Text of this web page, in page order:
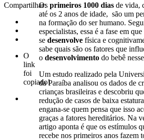
Compartilhar:
O
link
foi
copiado!
Os primeiros 1000 diasde vida,
até os 2 anos de idade, são um
na formação do ser humano.
especialistas, essa é a fase em que
se desenvolve física e
sabe quais são os fatores que
o desenvolvimento do bebê
Um estudo realizado pela
da Paraíba analisou os dados de
crianças brasileiras e descobriu
redução de casos de baixa
engana-se quem pensa que isso
graças a fatores hereditários. Na
artigo aponta é que os estímulos
recebe nos primeiros anos fazem